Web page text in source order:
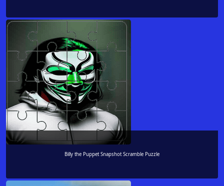
Billy the Puppet Snapshot Scramble Puzzle